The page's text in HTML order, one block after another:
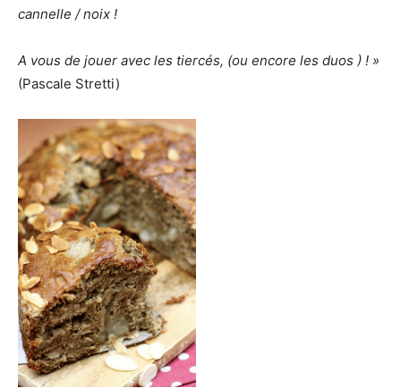
cannelle / noix !
A vous de jouer avec les tiercés, (ou encore les duos ) ! »
(Pascale Stretti)